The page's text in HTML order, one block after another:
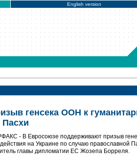
English version
генсека ООН к
Пасхи
- В Евросоюзе поддерживают призыв
на Украине по случаю православной
главы дипломатии ЕС Жозепа Борреля.